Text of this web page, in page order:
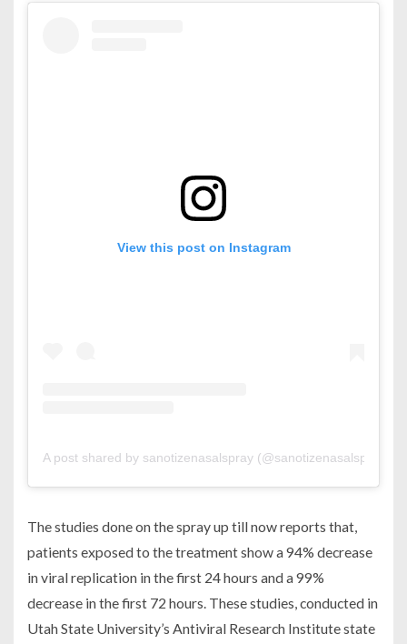
View this post on Instagram
A post shared by sanotizenasalspray (@sanotizenasalspray)
The studies done on the spray up till now reports that,
patients exposed to the treatment show a 94% decrease
in viral replication in the first 24 hours and a 99%
decrease in the first 72 hours. These studies, conducted in
Utah State University’s Antiviral Research Institute state